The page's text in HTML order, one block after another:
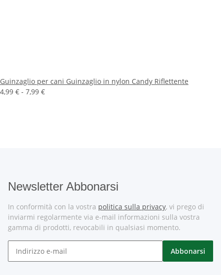
Guinzaglio per cani Guinzaglio in nylon Candy Riflettente
4,99 € - 7,99 €
Newsletter Abbonarsi
In conformità con la vostra politica sulla privacy, vi prego di
inviarmi regolarmente via e-mail informazioni sulla vostra
gamma di prodotti, revocabili in qualsiasi momento.
Abbonarsi